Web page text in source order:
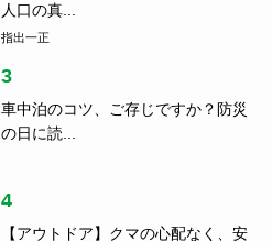
人口の真...
指出一正
3
車中泊のコツ、ご存じですか？防災
の日に読...
4
【アウトドア】クマの心配なく、安